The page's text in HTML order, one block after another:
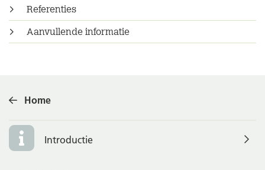
Referenties
Aanvullende informatie
Home
Introductie